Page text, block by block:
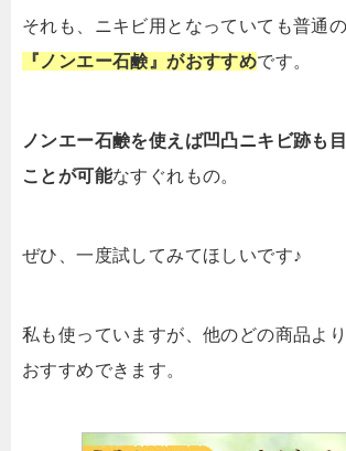
それも、ニキビ用となっていても普通
『ノンエー石鹸』がおすすめです。
ノンエー石鹸を使えば凹凸ニキビ跡も
ことが可能なすぐれもの。
ぜひ、一度試してみてほしいです♪
私も使っていますが、他のどの商品よ
おすすめできます。